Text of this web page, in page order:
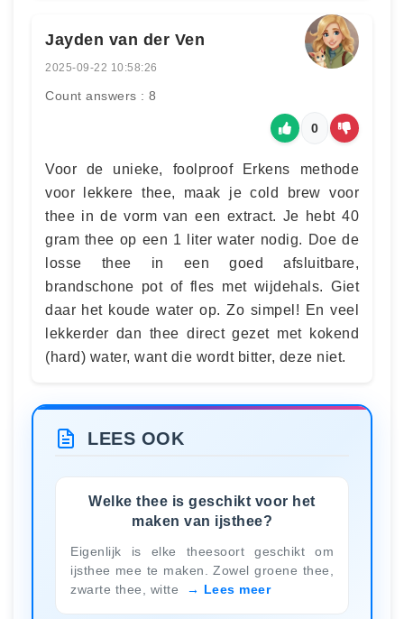
Jayden van der Ven
2025-09-22 10:58:26
Count answers : 8
0
Voor de unieke, foolproof Erkens methode
voor lekkere thee, maak je cold brew voor
thee in de vorm van een extract. Je hebt 40
gram thee op een 1 liter water nodig. Doe de
losse thee in een goed afsluitbare,
brandschone pot of fles met wijdehals. Giet
daar het koude water op. Zo simpel! En veel
lekkerder dan thee direct gezet met kokend
(hard) water, want die wordt bitter, deze niet.
LEES OOK
Welke thee is geschikt voor het
maken van ijsthee?
Eigenlijk is elke theesoort geschikt om
ijsthee mee te maken. Zowel groene thee,
zwarte thee, witte
Lees meer